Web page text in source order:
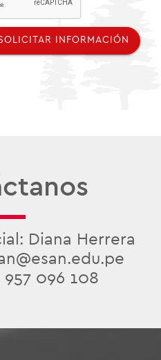
INFORMACIÓN
Diana Herrera
096 108